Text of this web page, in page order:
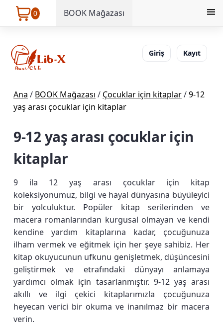
0 BOOK Mağazası
Giriş Kayıt
Ana / BOOK Mağazası / Çocuklar için kitaplar/9-12
yaş arası çocuklar için kitaplar
9-12 yaş arası çocuklar için
kitaplar
9 ila 12 yaş arası çocuklar için kitap
koleksiyonumuz, bilgi ve hayal dünyasına büyüleyici
bir yolculuktur. Popüler kitap serilerinden ve
macera romanlarından kurgusal olmayan ve kendi
kendine yardım kitaplarına kadar, çocuğunuza
ilham vermek ve eğitmek için her şeye sahibiz. Her
kitap okuyucunun ufkunu genişletmek, düşüncesini
geliştirmek ve etrafındaki dünyayı anlamaya
yardımcı olmak için tasarlanmıştır. 9-12 yaş arası
akıllı ve ilgi çekici kitaplarımızla çocuğunuza
heyecan verici bir okuma ve inanılmaz bir macera
verin.